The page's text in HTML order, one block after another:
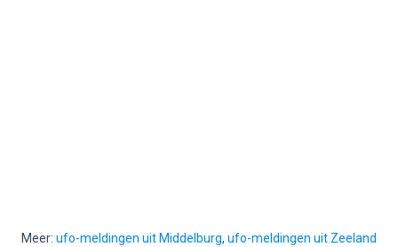
Meer: ufo-meldingen uit Middelburg, ufo-meldingen uit Zeeland